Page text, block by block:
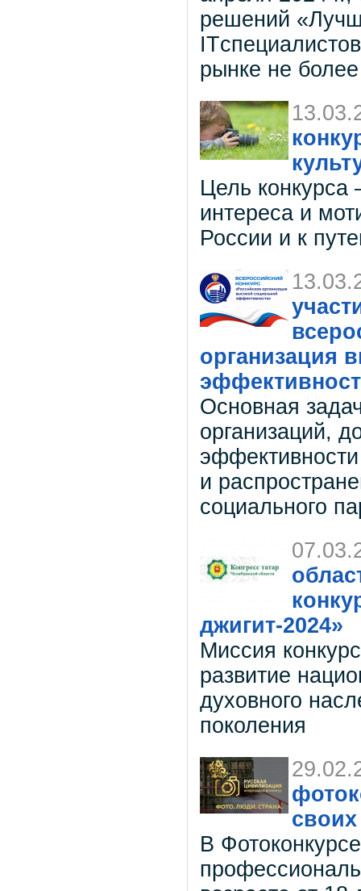
решений
рынке не
Цель
интереса и
России и к
организация
Основная
организаций,
и
социального
джигит-2024»
Миссия
развитие
духовного
поколения
В